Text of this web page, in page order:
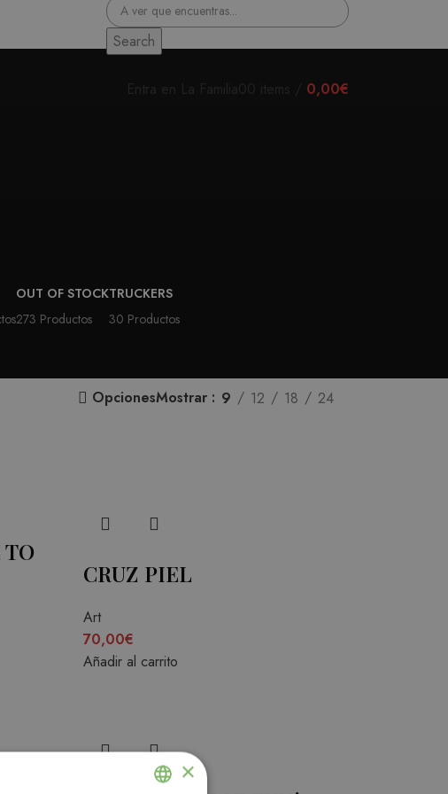
Search
0,00€
OUT OF STOCK
273 Productos
TRUCKERS
30 Productos
OpcionesMostrar 9 12 18 24
CRUZ PIEL
Art
70,00€
Añadir al carrito
×